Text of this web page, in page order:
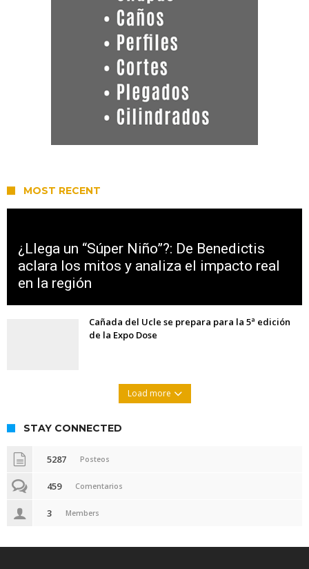
MOST RECENT
¿Llega un “Súper Niño”?: De Benedictis
aclara los mitos y analiza el impacto real
en la región
Cañada del Ucle se prepara para la 5ª edición
de la Expo Dose
Load more
STAY CONNECTED
5287 Posteos
459 Comentarios
3 Members